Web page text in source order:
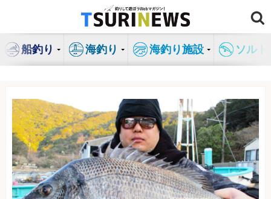
ン
船釣り 海釣り 海釣り施設 ソル